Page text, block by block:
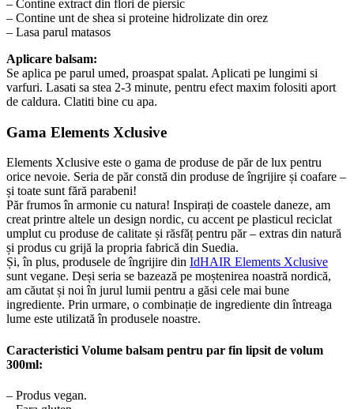
– Contine extract din flori de piersic
– Contine unt de shea si proteine hidrolizate ​​din orez
– Lasa parul matasos
Aplicare balsam:
Se aplica pe parul umed, proaspat spalat. Aplicati pe lungimi si
varfuri. Lasati sa stea 2-3 minute, pentru efect maxim folositi aport
de caldura. Clatiti bine cu apa.
Gama Elements Xclusive
Elements Xclusive este o gama de produse de păr de lux pentru
orice nevoie. Seria de păr constă din produse de îngrijire și coafare –
și toate sunt fără parabeni!
Păr frumos în armonie cu natura! Inspirați de coastele daneze, am
creat printre altele un design nordic, cu accent pe plasticul reciclat
umplut cu produse de calitate și răsfăț pentru păr – extras din natură
și produs cu grijă la propria fabrică din Suedia.
Și, în plus, produsele de îngrijire din IdHAIR Elements Xclusive
sunt vegane. Deși seria se bazează pe moștenirea noastră nordică,
am căutat și noi în jurul lumii pentru a găsi cele mai bune
ingrediente. Prin urmare, o combinație de ingrediente din întreaga
lume este utilizată în produsele noastre.
Caracteristici Volume balsam pentru par fin lipsit de volum
300ml:
– Produs vegan.